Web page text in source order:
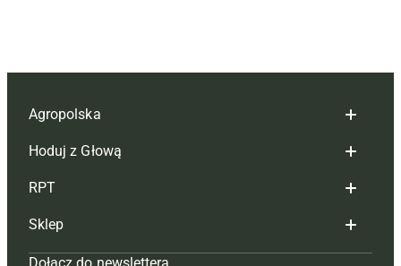
Agropolska
Redakcja
Reklama
Tagi
Hoduj z Głową
Hoduj z głową bydło
Hoduj z głową świnie
RPT
Redakcja
Sklep